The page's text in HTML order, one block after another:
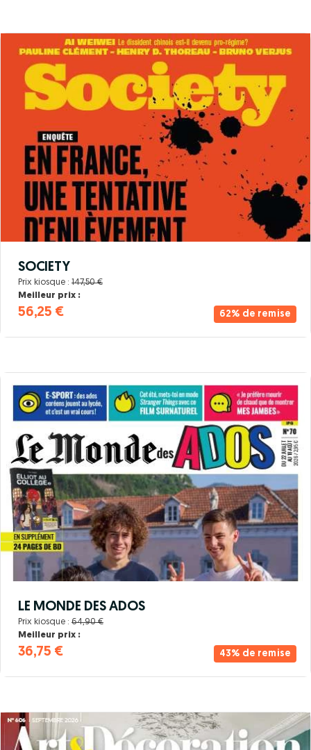
62% de remise
SOCIETY
Prix kiosque : 147,50 €
Meilleur prix :
56,25 €
43% de remise
LE MONDE DES ADOS
Prix kiosque : 64,90 €
Meilleur prix :
36,75 €